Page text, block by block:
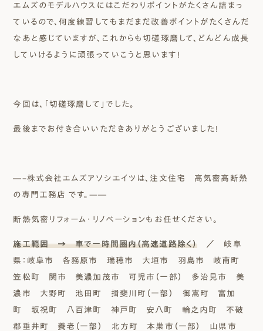
エムズのモデルハウスにはこだわりポイントがたくさん詰まっ
ているので、何度練習してもまだまだ改善ポイントがたくさんだ
なあと感じていますが、これからも切磋琢磨して、どんどん成長
していけるように頑張っていこうと思います！
今回は、「切磋琢磨して」でした。
最後までお付き合いいただきありがとうございました！
―–株式会社エムズアソシエイツは、注文住宅 高気密高断熱
の専門工務店 です。—―
断熱気密リフォーム・リノベーションもお任せください。
施工範囲 → 車で一時間圏内（高速道路除く） ／ 岐阜
県：岐阜市 各務原市 瑞穂市 大垣市 羽島市 岐南町
笠松町 関市 美濃加茂市 可児市（一部） 多治見市 美
濃市 大野町 池田町 揖斐川町（一部） 御嵩町 富加
町 坂祝町 八百津町 神戸町 安八町 輪之内町 不破
郡垂井町 養老（一部） 北方町 本巣市（一部） 山県市